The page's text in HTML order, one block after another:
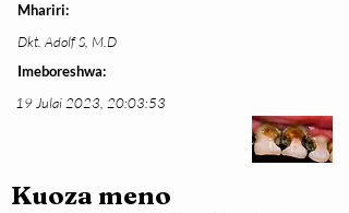
Mhariri:
Dkt. Adolf S, M.D
Imeboreshwa:
19 Julai 2023, 20:03:53
Kuoza meno